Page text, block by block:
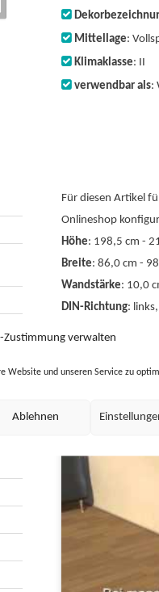
Zustimmung verwalten
Website und unseren Service zu
Ablehnen
Mittellage:
Klimaklasse: II
verwendbar als:
Für diesen Artikel
Onlineshop
Höhe: 198,5 cm -
Breite: 86,0 cm -
Wandstärke: 10,0
DIN-Richtung: